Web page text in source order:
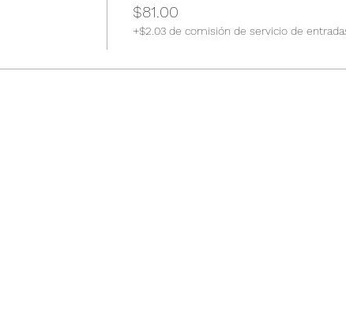
$81.00
+$2.03 de comisión de servicio de